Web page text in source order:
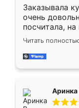
Заказывала
очень
посчитала,
Замерщик
делу со всей
за день,
Читать
Аринка